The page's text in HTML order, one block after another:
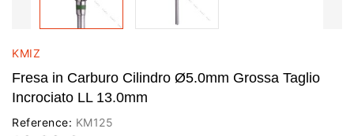
KMIZ
Fresa in Carburo Cilindro Ø5.0mm Grossa Taglio
Incrociato LL 13.0mm
Reference: KM125